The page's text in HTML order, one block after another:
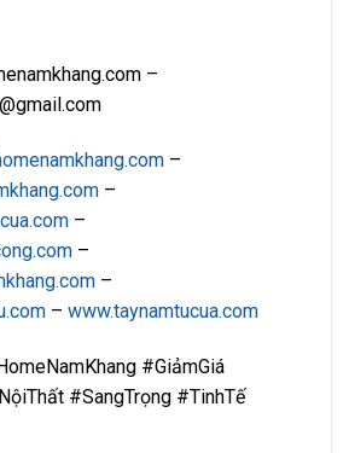
–
–
–
–
–
–
– www.taynamtucua.com
#GiảmGiá
#SangTrọng #TinhTế